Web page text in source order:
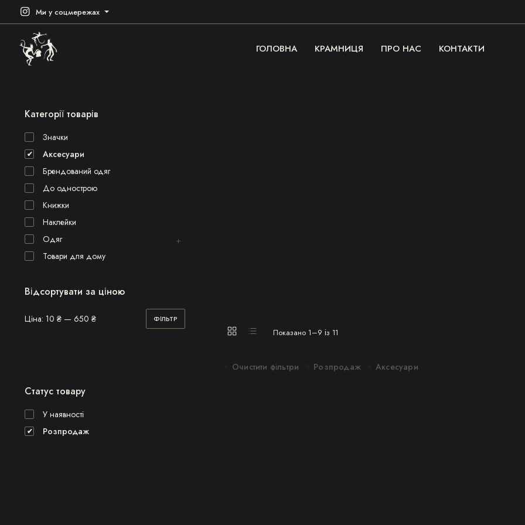
Ми у соцмережах
ГОЛОВНА КРАМНИЦЯ ПРО НАС КОНТАКТИ
Показано 1–9 із 11
Очистити фільтри Розпродаж Аксесуари
Категорії товарів
Значки
Аксесуари
Брендований одяг
До однострою
Книжки
Наклейки
Одяг
Товари для дому
Відсортувати за ціною
ФІЛЬТР
Ціна: 10 ₴— 650 ₴
Статус товару
У наявності
Розпродаж